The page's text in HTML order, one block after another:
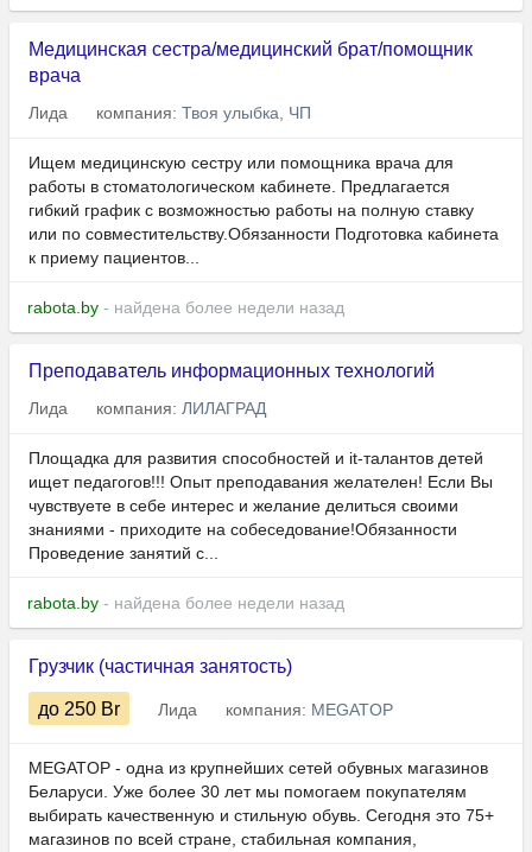
Медицинская сестра/медицинский брат/помощник
врача
Лида компания: Твоя улыбка, ЧП
Ищем медицинскую сестру или помощника врача для
работы в стоматологическом кабинете. Предлагается
гибкий график с возможностью работы на полную ставку
или по совместительству.Обязанности Подготовка кабинета
к приему пациентов...
rabota.by - найдена более недели назад
Преподаватель информационных технологий
Лида компания: ЛИЛАГРАД
Площадка для развития способностей и it-талантов детей
ищет педагогов!!! Опыт преподавания желателен! Если Вы
чувствуете в себе интерес и желание делиться своими
знаниями - приходите на собеседование!Обязанности
Проведение занятий с...
rabota.by - найдена более недели назад
Грузчик (частичная занятость)
до 250 Br Лида компания: MEGATOP
MEGATOP - одна из крупнейших сетей обувных магазинов
Беларуси. Уже более 30 лет мы помогаем покупателям
выбирать качественную и стильную обувь. Сегодня это 75+
магазинов по всей стране, стабильная компания,